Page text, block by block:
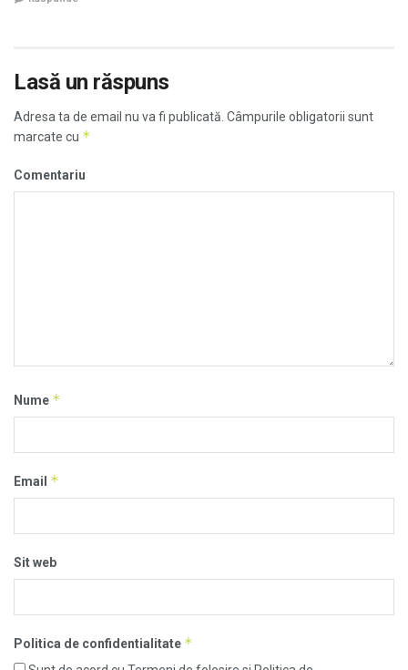
Lasă un răspuns
Adresa ta de email nu va fi publicată. Câmpurile obligatorii sunt
marcate cu *
Comentariu
Nume *
Email *
Sit web
Politica de confidentialitate *